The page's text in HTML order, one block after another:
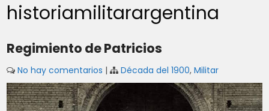
historiamilitarargentina
Regimiento de Patricios
No hay comentarios | Década del 1900,Militar